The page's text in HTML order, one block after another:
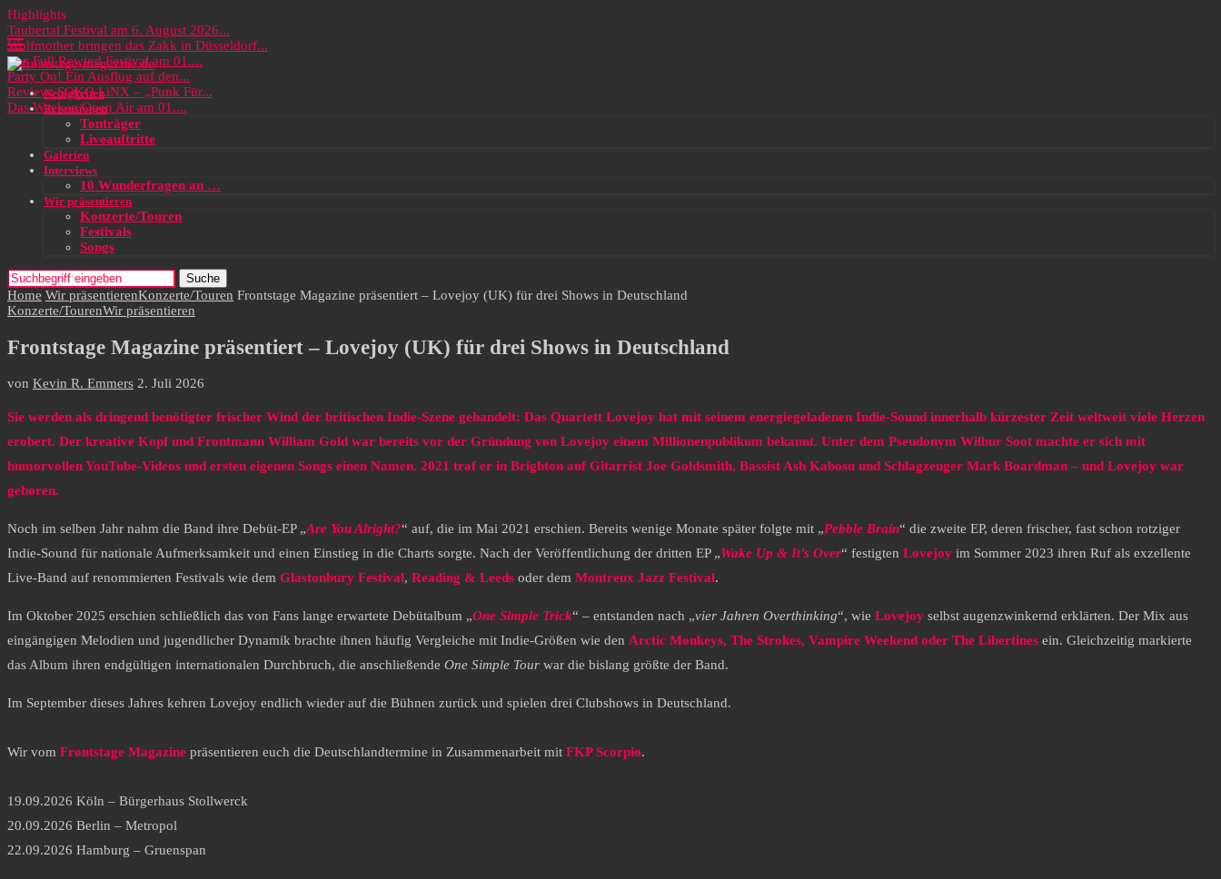
Highlights
Taubertal Festival am 6. August 2026...
Wolfmother bringen das Zakk in Düsseldorf...
Das Full Rewind Festival am 01....
Party On! Ein Ausflug auf den...
Review: SOKO LiNX – „Punk Für...
Das Wacken Open Air am 01....
Neuigkeiten
Rezensionen
Tonträger
Liveauftritte
Galerien
Interviews
10 Wunderfragen an …
Wir präsentieren
Konzerte/Touren
Festivals
Songs
Suche
Home Wir präsentierenKonzerte/Touren Frontstage Magazine präsentiert – Lovejoy (UK) für drei Shows in Deutschland
Konzerte/TourenWir präsentieren
Frontstage Magazine präsentiert – Lovejoy (UK) für drei Shows in Deutschland
von Kevin R. Emmers 2. Juli 2026
Sie werden als dringend benötigter frischer Wind der britischen Indie-Szene gehandelt: Das Quartett Lovejoy hat mit seinem energiegeladenen Indie-Sound innerhalb kürzester Zeit weltweit viele Herzen
erobert. Der kreative Kopf und Frontmann William Gold war bereits vor der Gründung von Lovejoy einem Millionenpublikum bekannt. Unter dem Pseudonym Wilbur Soot machte er sich mit
humorvollen YouTube-Videos und ersten eigenen Songs einen Namen. 2021 traf er in Brighton auf Gitarrist Joe Goldsmith, Bassist Ash Kabosu und Schlagzeuger Mark Boardman – und Lovejoy war
geboren.
Noch im selben Jahr nahm die Band ihre Debüt-EP „Are You Alright?“ auf, die im Mai 2021 erschien. Bereits wenige Monate später folgte mit „Pebble Brain“ die zweite EP, deren frischer, fast schon rotziger
Indie-Sound für nationale Aufmerksamkeit und einen Einstieg in die Charts sorgte. Nach der Veröffentlichung der dritten EP „Wake Up & It’s Over“ festigten Lovejoy im Sommer 2023 ihren Ruf als exzellente
Live-Band auf renommierten Festivals wie dem Glastonbury Festival, Reading & Leeds oder dem Montreux Jazz Festival.
Im Oktober 2025 erschien schließlich das von Fans lange erwartete Debütalbum „One Simple Trick“ – entstanden nach „vier Jahren Overthinking“, wie Lovejoy selbst augenzwinkernd erklärten. Der Mix aus
eingängigen Melodien und jugendlicher Dynamik brachte ihnen häufig Vergleiche mit Indie-Größen wie den Arctic Monkeys, The Strokes, Vampire Weekend oder The Libertines ein. Gleichzeitig markierte
das Album ihren endgültigen internationalen Durchbruch, die anschließende One Simple Tour war die bislang größte der Band.
Im September dieses Jahres kehren Lovejoy endlich wieder auf die Bühnen zurück und spielen drei Clubshows in Deutschland.
Wir vom Frontstage Magazine präsentieren euch die Deutschlandtermine in Zusammenarbeit mit FKP Scorpio.
19.09.2026 Köln – Bürgerhaus Stollwerck
20.09.2026 Berlin – Metropol
22.09.2026 Hamburg – Gruenspan